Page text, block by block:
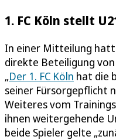
1. FC Köln stellt
In einer Mitteilung
direkte Beteiligung
„Der 1. FC Köln hat die
seiner Fürsorgepflicht
Weiteres vom
ihnen weitergehende
beide Spieler gelte